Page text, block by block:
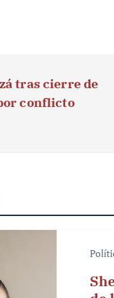
tras cierre de
conflicto